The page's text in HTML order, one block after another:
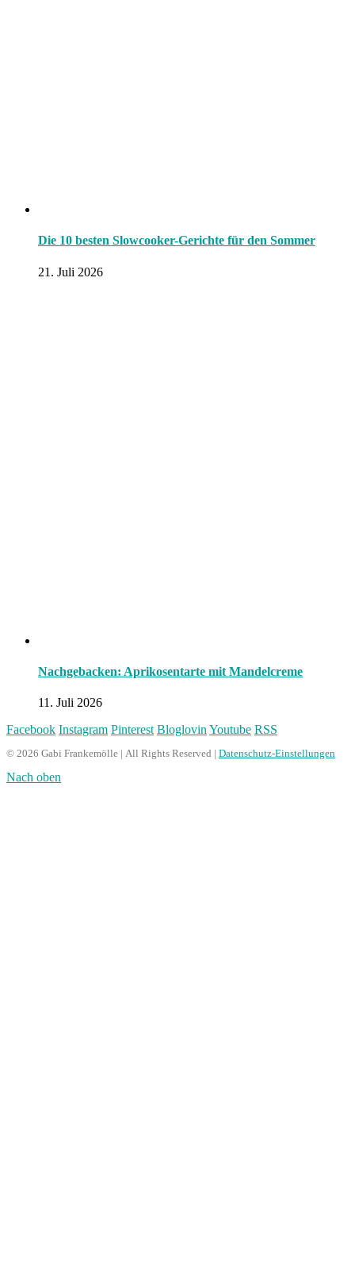
Die 10 besten Slowcooker-Gerichte für den Sommer
21. Juli 2026
Nachgebacken: Aprikosentarte mit Mandelcreme
11. Juli 2026
Facebook Instagram Pinterest Bloglovin Youtube RSS
© 2026 Gabi Frankemölle | All Rights Reserved | Datenschutz-Einstellungen
Nach oben